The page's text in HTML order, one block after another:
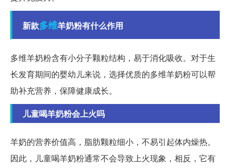
新款多维羊奶粉有什么作用
多维羊奶粉含有小分子颗粒结构，易于消化吸收。对于生
长发育期间的婴幼儿来说，选择优质的多维羊奶粉可以帮
助补充营养，保障健康成长。
儿童喝羊奶粉会上火吗
羊奶的营养价值高，脂肪颗粒细小，不易引起体内燥热。
因此，儿童喝羊奶粉通常不会导致上火现象，相反，它有